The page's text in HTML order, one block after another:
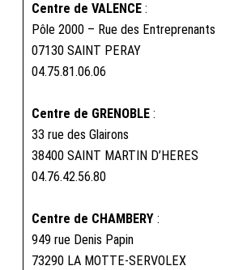
Centre de VALENCE :
Pôle 2000 – Rue des Entreprenants
07130 SAINT PERAY
04.75.81.06.06
Centre de GRENOBLE :
33 rue des Glairons
38400 SAINT MARTIN D’HERES
04.76.42.56.80
Centre de CHAMBERY :
949 rue Denis Papin
73290 LA MOTTE-SERVOLEX